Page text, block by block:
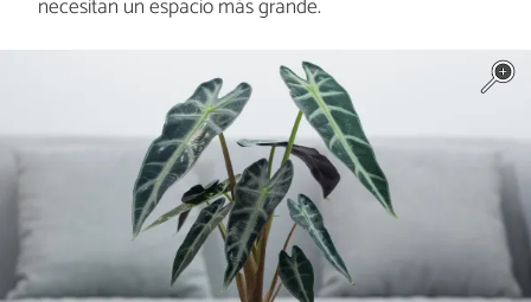
necesitan un espacio más grande.